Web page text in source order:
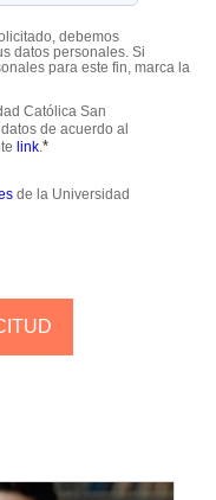
debemos
datos personales. Si
para este fin, marca la
Católica San
de acuerdo al
link.*
de la Universidad